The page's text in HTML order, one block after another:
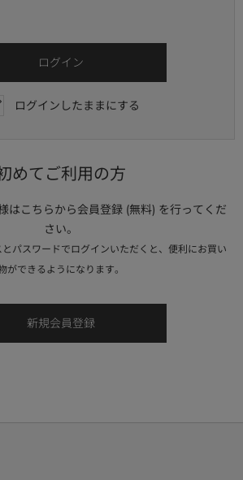
ログインしたままにする
めてご利用の方
はこちらから会員登録 (無料) を行ってくだ
さい。
パスワードでログインいただくと、便利にお買い
ができるようになります。